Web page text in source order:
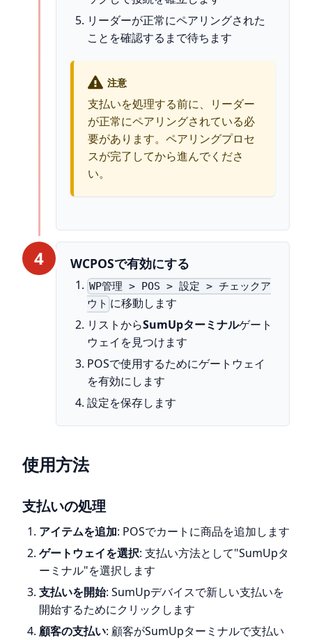
リーダーが正常にペアリングされた
ことを確認するまで待ちます
注意
支払いを処理する前に、リーダー
が正常にペアリングされている必
要があります。ペアリングプロセ
スが完了してから進んでくださ
い。
4 WCPOSで有効にする
WP管理 > POS > 設定 > チェックア
ウト に移動します
リストからSumUpターミナルゲート
ウェイを見つけます
POSで使用するためにゲートウェイ
を有効にします
設定を保存します
使用方法
支払いの処理
アイテムを追加: POSでカートに商品を追加します
ゲートウェイを選択: 支払い方法として"SumUpタ
ーミナル"を選択します
支払いを開始: SumUpデバイスで新しい支払いを
開始するためにクリックします
顧客の支払い: 顧客がSumUpターミナルで支払い